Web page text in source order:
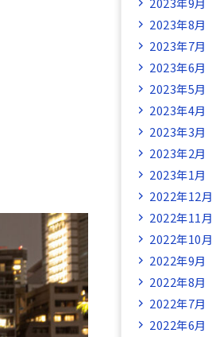
2023年8月
2023年7月
2023年6月
2023年5月
2023年4月
2023年3月
2023年2月
2023年1月
2022年12月
2022年11月
2022年10月
2022年9月
2022年8月
2022年7月
2022年6月